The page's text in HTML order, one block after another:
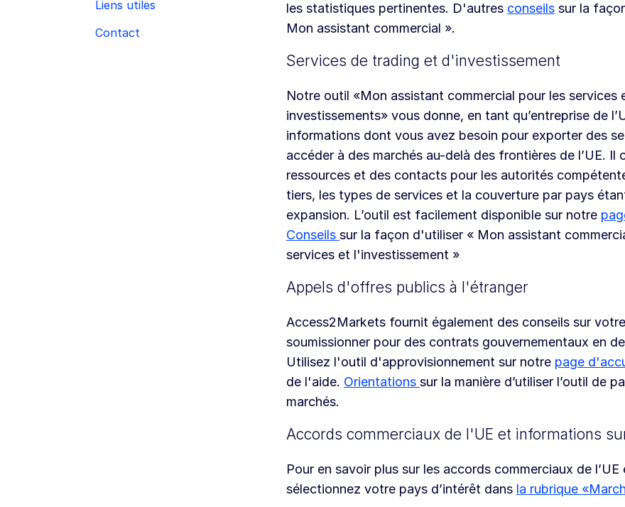
Liens utiles
Contact
les statistiques pertinentes. D'autres conseils sur la
Mon assistant commercial ».
Services de trading et d'investissement
Notre outil «Mon assistant commercial pour les services
investissements» vous donne, en tant qu’entreprise de
informations dont vous avez besoin pour exporter des
accéder à des marchés au-delà des frontières de l’UE. Il
ressources et des contacts pour les autorités
tiers, les types de services et la couverture par pays
expansion. L’outil est facilement disponible sur notre
Conseils sur la façon d'utiliser « Mon assistant
services et l'investissement »
Appels d'offres publics à l'étranger
Access2Markets fournit également des conseils sur
soumissionner pour des contrats gouvernementaux en
Utilisez l'outil d'approvisionnement sur notre page
de l'aide. Orientations sur la manière d’utiliser l’outil de
marchés.
Accords commerciaux de l'UE et informations
Pour en savoir plus sur les accords commerciaux de
sélectionnez votre pays d’intérêt dans la rubrique